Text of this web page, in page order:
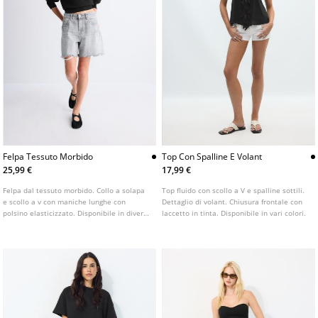
Felpa Tessuto Morbido
25,99 €
Felpa dal tessuto morbido. Collo a solapa
e scollo a v con maniche lunghe con
polsino elasticizzato. Disponibile in diversi
Top Con Spalline E Volant
17,99 €
Top fluido con scollo a V e spalline sottili.
Dettaglio di volant. Chiusura frontale con
laccetto in tinta. Disponibile in vari colori.